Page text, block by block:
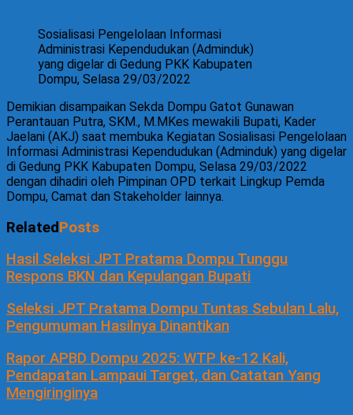
Sosialisasi Pengelolaan Informasi
Administrasi Kependudukan (Adminduk)
yang digelar di Gedung PKK Kabupaten
Dompu, Selasa 29/03/2022
Demikian disampaikan Sekda Dompu Gatot Gunawan
Perantauan Putra, SKM., M.MKes mewakili Bupati, Kader
Jaelani (AKJ) saat membuka Kegiatan Sosialisasi Pengelolaan
Informasi Administrasi Kependudukan (Adminduk) yang digelar
di Gedung PKK Kabupaten Dompu, Selasa 29/03/2022
dengan dihadiri oleh Pimpinan OPD terkait Lingkup Pemda
Dompu, Camat dan Stakeholder lainnya.
RelatedPosts
Hasil Seleksi JPT Pratama Dompu Tunggu
Respons BKN dan Kepulangan Bupati
Seleksi JPT Pratama Dompu Tuntas Sebulan Lalu,
Pengumuman Hasilnya Dinantikan
Rapor APBD Dompu 2025: WTP ke-12 Kali,
Pendapatan Lampaui Target, dan Catatan Yang
Mengiringinya